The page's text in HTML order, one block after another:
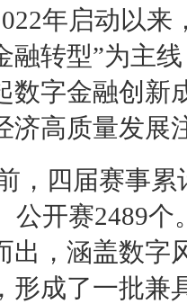
年启动以来
融转型”为主
数字金融创新
济高质量发展
，四届赛事累
公开赛2489
出，涵盖数字
形成了一批兼